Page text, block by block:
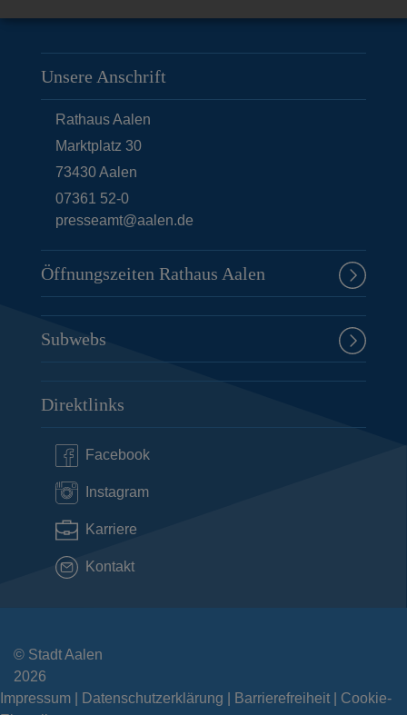
Unsere Anschrift
Rathaus Aalen
Marktplatz 30
73430Aalen
07361 52-0
presseamt@aalen.de
Öffnungszeiten Rathaus Aalen
Subwebs
Direktlinks
Facebook
Instagram
Karriere
Kontakt
© Stadt Aalen
2026
Impressum
Datenschutzerklärung Barrierefreiheit
Cookie-